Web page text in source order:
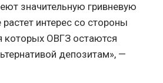
значительную гривневую
интерес со стороны
которых ОВГЗ остаются
депозитам», —